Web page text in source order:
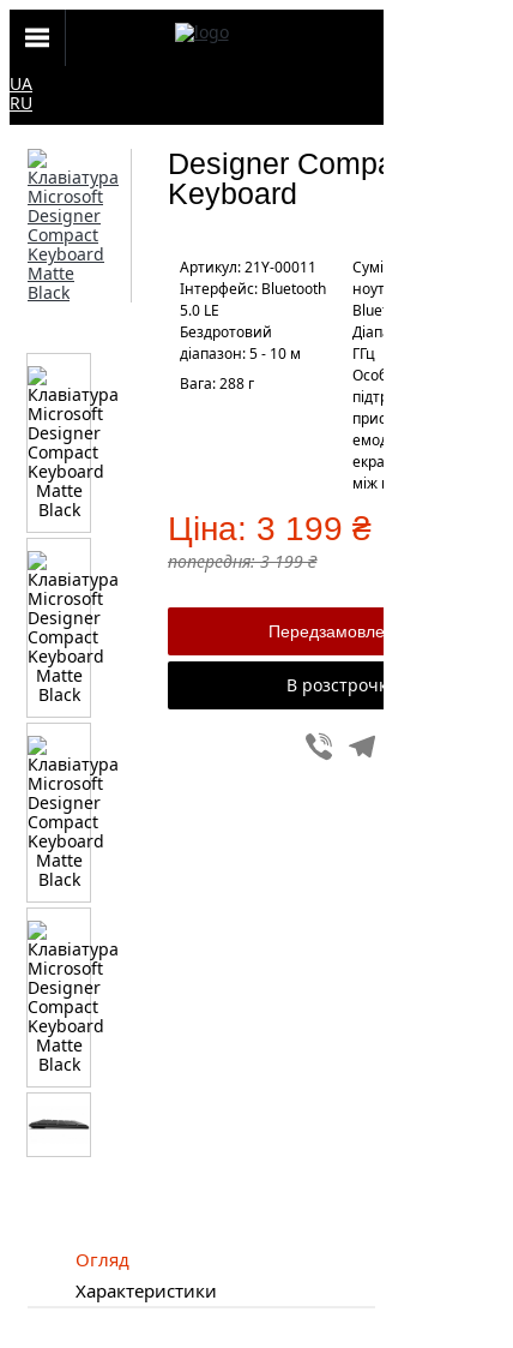
UA
RU
Designer Compact
Keyboard
Артикул: 21Y-00011
Сумісність: Windows,
ноутбуки та ПК з
Bluetooth
Інтерфейс: Bluetooth
5.0 LE
Діапазон частот: 2,4
ГГц
Бездротовий
діапазон: 5 - 10 м
Особливості:
підтримка до 3х
пристроїв, клавіша
емодзі та знімок
екрану, перемикання
між пристроями
Вага: 288 г
Ціна: 3 199 ₴
попередня:3 199 ₴
В розстрочку
Viber
Огляд
Характеристики